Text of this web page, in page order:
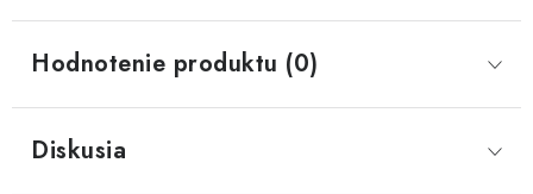
Hodnotenie produktu (0)
Diskusia